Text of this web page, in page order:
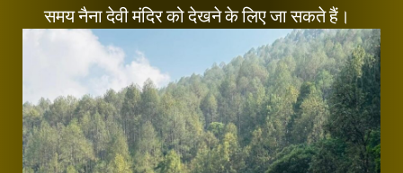
समय नैना देवी मंदिर को देखने के लिए जा सकते हैं।